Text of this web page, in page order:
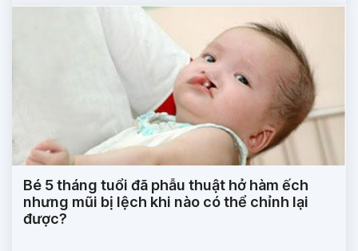
Bé 5 tháng tuổi đã phẫu thuật hở hàm ếch
nhưng mũi bị lệch khi nào có thể chỉnh lại
được?